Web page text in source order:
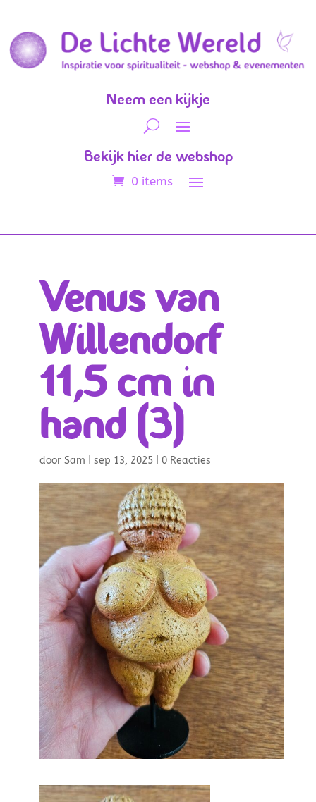
Neem een kijkje
Bekijk hier de webshop
0 items
Venus van
Willendorf
11,5 cm in
hand (3)
door Sam sep 13, 2025| 0 Reacties